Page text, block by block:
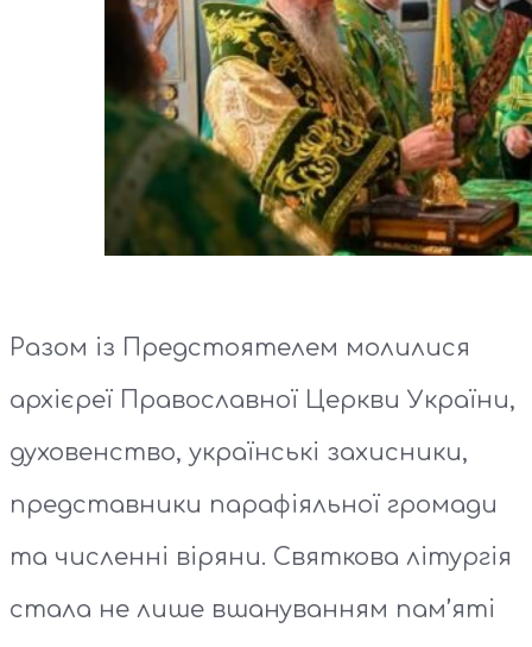
Разом із Предстоятелем молилися
архієреї Православної Церкви України,
духовенство, українські захисники,
представники парафіяльної громади
та численні віряни. Святкова літургія
стала не лише вшануванням пам’яті